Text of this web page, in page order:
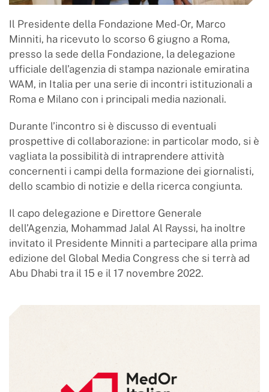
Il Presidente della Fondazione Med-Or, Marco
Minniti, ha ricevuto lo scorso 6 giugno a Roma,
presso la sede della Fondazione, la delegazione
ufficiale dell’agenzia di stampa nazionale emiratina
WAM, in Italia per una serie di incontri istituzionali a
Roma e Milano con i principali media nazionali.
Durante l’incontro si è discusso di eventuali
prospettive di collaborazione: in particolar modo, si è
vagliata la possibilità di intraprendere attività
concernenti i campi della formazione dei giornalisti,
dello scambio di notizie e della ricerca congiunta.
Il capo delegazione e Direttore Generale
dell’Agenzia, Mohammad Jalal Al Rayssi, ha inoltre
invitato il Presidente Minniti a partecipare alla prima
edizione del Global Media Congress che si terrà ad
Abu Dhabi tra il 15 e il 17 novembre 2022.